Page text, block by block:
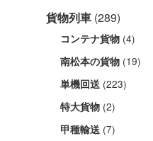
貨物列車 (289)
コンテナ貨物 (4)
南松本の貨物 (19)
単機回送 (223)
特大貨物 (2)
甲種輸送 (7)